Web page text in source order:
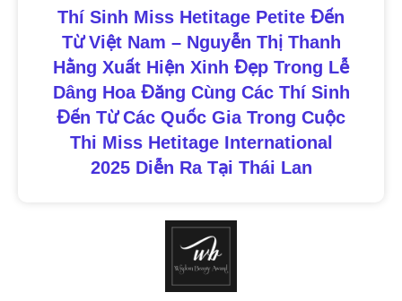
Thí Sinh Miss Hetitage Petite Đến
Từ Việt Nam – Nguyễn Thị Thanh
Hằng Xuất Hiện Xinh Đẹp Trong Lễ
Dâng Hoa Đăng Cùng Các Thí Sinh
Đến Từ Các Quốc Gia Trong Cuộc
Thi Miss Hetitage International
2025 Diễn Ra Tại Thái Lan